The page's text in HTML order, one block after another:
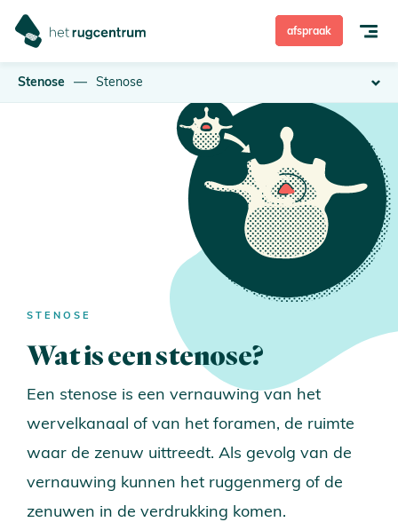
Over Het Rugcentrum
Hoe ben ik verzekerd?
afspraak
Stenose Stenose
STENOSE
Wat is een stenose?
Een stenose is een vernauwing van het
wervelkanaal of van het foramen, de ruimte
waar de zenuw uittreedt. Als gevolg van de
vernauwing kunnen het ruggenmerg of de
zenuwen in de verdrukking komen.